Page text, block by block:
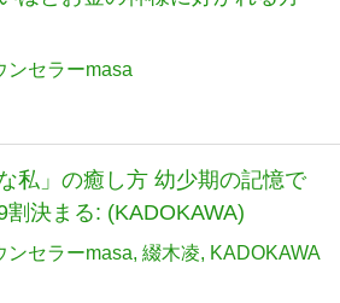
ンセラーmasa
な私」の癒し方 幼少期の記憶で
割決まる: (KADOKAWA)
ンセラーmasa 綴木凌 KADOKAWA